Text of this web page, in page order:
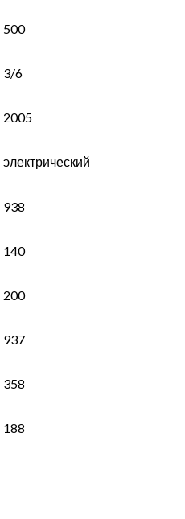
500
3/6
2005
электрический
938
140
200
937
358
188